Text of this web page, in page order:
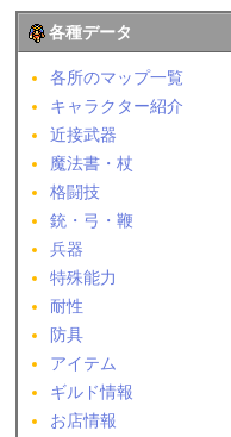
各種データ
各所のマップ一覧
キャラクター紹介
近接武器
魔法書・杖
格闘技
銃・弓・鞭
兵器
特殊能力
耐性
防具
アイテム
ギルド情報
お店情報